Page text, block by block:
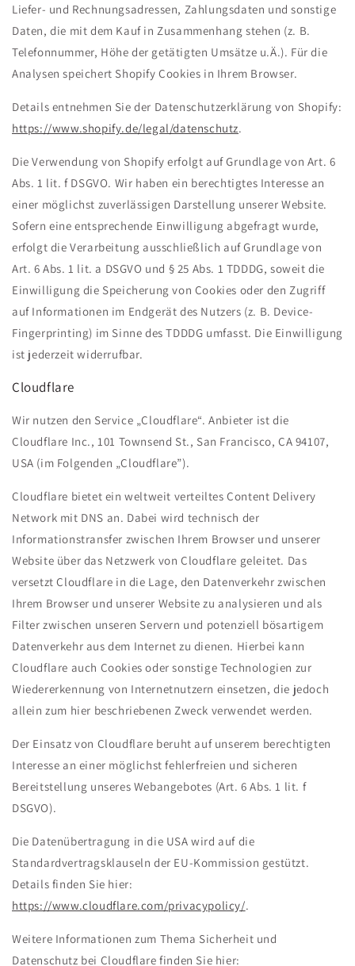
Liefer- und Rechnungsadressen, Zahlungsdaten und sonstige
Daten, die mit dem Kauf in Zusammenhang stehen (z. B.
Telefonnummer, Höhe der getätigten Umsätze u.Ä.). Für die
Analysen speichert Shopify Cookies in Ihrem Browser.
Details entnehmen Sie der Datenschutzerklärung von Shopify:
https://www.shopify.de/legal/datenschutz.
Die Verwendung von Shopify erfolgt auf Grundlage von Art. 6
Abs. 1 lit. f DSGVO. Wir haben ein berechtigtes Interesse an
einer möglichst zuverlässigen Darstellung unserer Website.
Sofern eine entsprechende Einwilligung abgefragt wurde,
erfolgt die Verarbeitung ausschließlich auf Grundlage von
Art. 6 Abs. 1 lit. a DSGVO und § 25 Abs. 1 TDDDG, soweit die
Einwilligung die Speicherung von Cookies oder den Zugriff
auf Informationen im Endgerät des Nutzers (z. B. Device-
Fingerprinting) im Sinne des TDDDG umfasst. Die Einwilligung
ist jederzeit widerrufbar.
Cloudflare
Wir nutzen den Service „Cloudflare“. Anbieter ist die
Cloudflare Inc., 101 Townsend St., San Francisco, CA 94107,
USA (im Folgenden „Cloudflare”).
Cloudflare bietet ein weltweit verteiltes Content Delivery
Network mit DNS an. Dabei wird technisch der
Informationstransfer zwischen Ihrem Browser und unserer
Website über das Netzwerk von Cloudflare geleitet. Das
versetzt Cloudflare in die Lage, den Datenverkehr zwischen
Ihrem Browser und unserer Website zu analysieren und als
Filter zwischen unseren Servern und potenziell bösartigem
Datenverkehr aus dem Internet zu dienen. Hierbei kann
Cloudflare auch Cookies oder sonstige Technologien zur
Wiedererkennung von Internetnutzern einsetzen, die jedoch
allein zum hier beschriebenen Zweck verwendet werden.
Der Einsatz von Cloudflare beruht auf unserem berechtigten
Interesse an einer möglichst fehlerfreien und sicheren
Bereitstellung unseres Webangebotes (Art. 6 Abs. 1 lit. f
DSGVO).
Die Datenübertragung in die USA wird auf die
Standardvertragsklauseln der EU-Kommission gestützt.
Details finden Sie hier:
https://www.cloudflare.com/privacypolicy/.
Weitere Informationen zum Thema Sicherheit und
Datenschutz bei Cloudflare finden Sie hier: